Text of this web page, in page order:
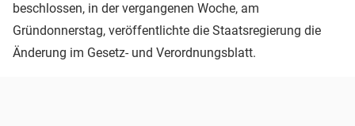
beschlossen, in der vergangenen Woche, am
Gründonnerstag, veröffentlichte die Staatsregierung die
Änderung im Gesetz- und Verordnungsblatt.